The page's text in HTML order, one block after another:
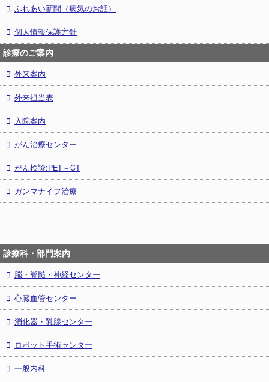
ふれあい新聞（病気のお話）
個人情報保護方針
診療のご案内
外来案内
外来担当表
入院案内
がん治療センター
がん検診:PET－CT
ガンマナイフ治療
診療科・部門案内
脳・脊髄・神経センター
心臓血管センター
消化器・乳腺センター
ロボット手術センター
一般内科